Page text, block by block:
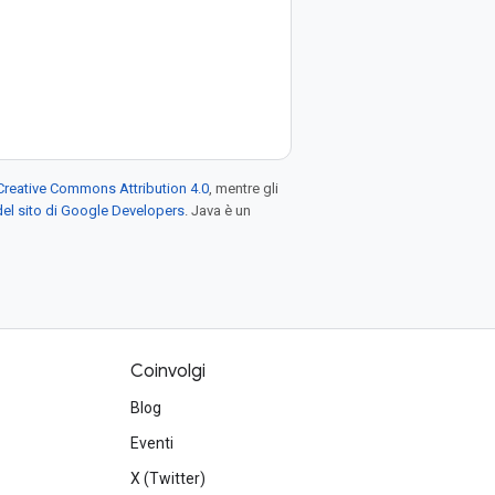
Commons Attribution 4.0, mentre gli
sito di Google Developers. Java è un
Coinvolgi
Blog
Eventi
X (Twitter)